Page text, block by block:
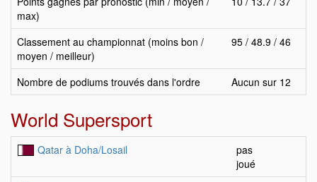
max)
Classement au championnat (moins bon /
moyen / meilleur)
95 / 48.9 / 46
Nombre de podiums trouvés dans l'ordre Aucun sur 12
World Supersport
Qatar à Doha/Losail
pas
joué